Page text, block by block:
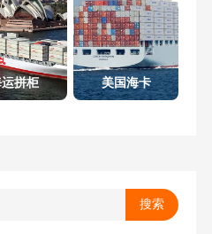
拼柜 美国海卡